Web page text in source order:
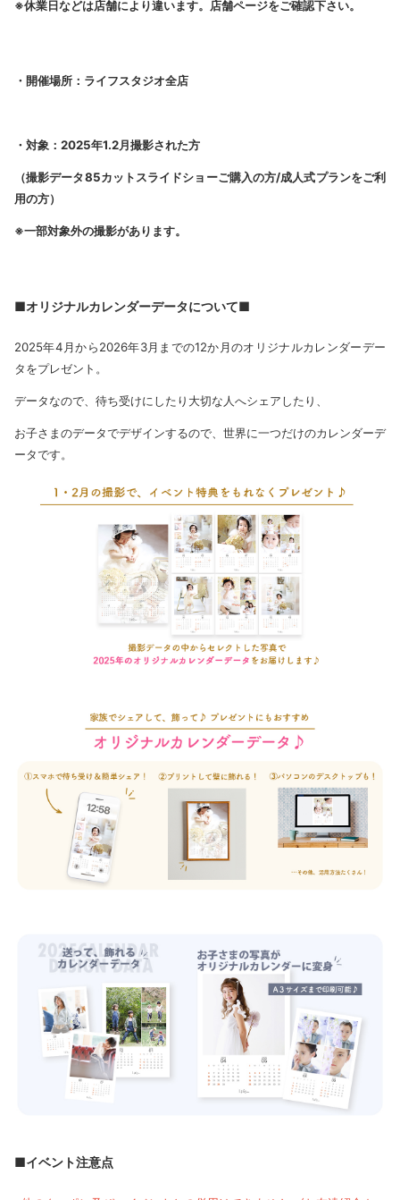
※休業日などは店舗により違います。店舗ページをご確認下さい。
・開催場所：ライフスタジオ全店
・対象：2025年1.2月撮影された方
（撮影データ85カットスライドショーご購入の方/成人式プランをご利
用の方）
※一部対象外の撮影があります。
■オリジナルカレンダーデータについて■
2025年4月から2026年3月までの12か月のオリジナルカレンダーデー
タをプレゼント。
データなので、待ち受けにしたり大切な人へシェアしたり、
お子さまのデータでデザインするので、世界に一つだけのカレンダーデ
ータです。
■イベント注意点